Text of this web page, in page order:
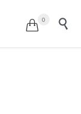
 0 
Gate de